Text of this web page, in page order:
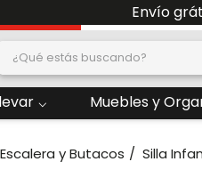
Envío
estás buscando?
Muebles y
y Butacos Silla